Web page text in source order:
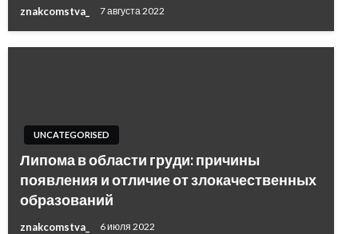
znakcomstva_ 7 августа 2022
UNCATEGORISED
Липома в области груди: причины
появления и отличие от злокачественных
образований
znakcomstva_ 6 июля 2022